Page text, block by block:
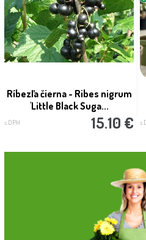
Ríbezľa čierna - Ribes nigrum
'Little Black Suga...
s DPH 15.10 € s